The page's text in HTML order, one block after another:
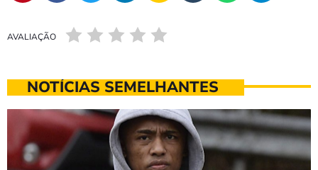
AVALIAÇÃO
NOTÍCIAS SEMELHANTES